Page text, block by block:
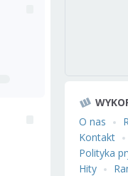
O nas
Kontakt
Polityka
Hity